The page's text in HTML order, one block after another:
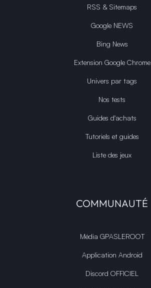
RSS & Sitemaps
Google NEWS
Bing News
Extension Google Chrome
Univers par tags
Nos tests
Guides d'achats
Tutoriels et guides
Liste des jeux
COMMUNAUTÉ
Média GPASLEROOT
Application Android
Discord OFFICIEL